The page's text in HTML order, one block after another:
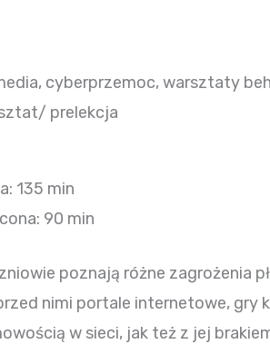
cyberprzemoc, warsztaty
prelekcja
135 min
90 min
poznają różne zagrożenia
nimi portale internetowe,
w sieci, jak też z jej